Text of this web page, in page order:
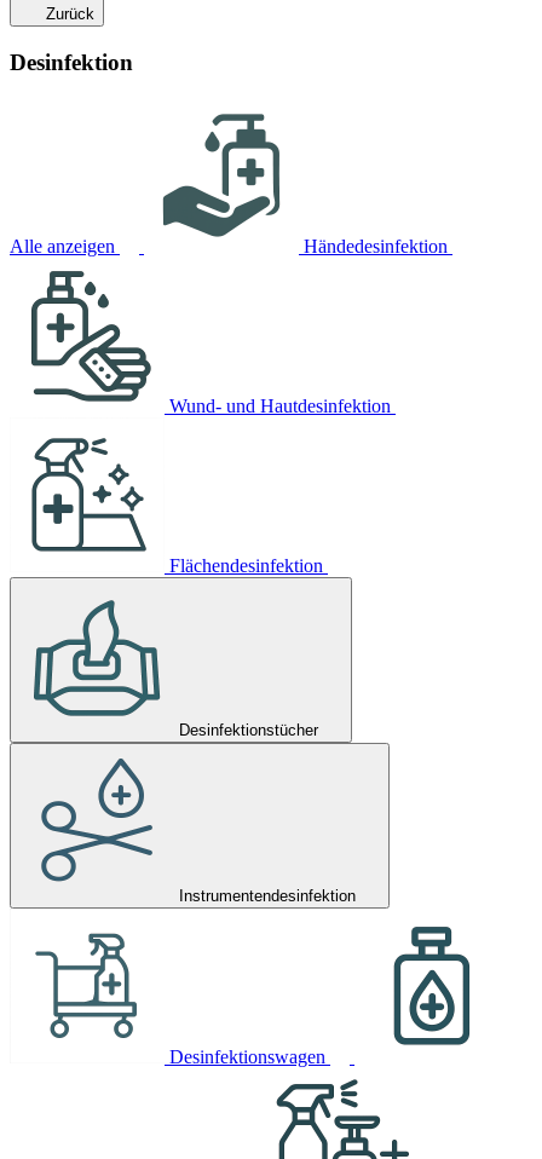
Zurück
Desinfektion
Alle anzeigen Händedesinfektion
Wund- und Hautdesinfektion
Flächendesinfektion
Desinfektionstücher
Instrumentendesinfektion
Desinfektionswagen